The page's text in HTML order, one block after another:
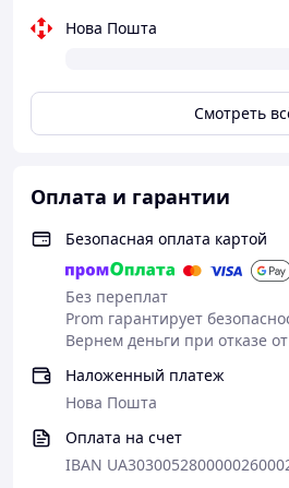
Нова Пошта
Смотреть
Оплата и гарантии
Безопасная оплата картой
Без переплат
Prom гарантирует
Вернем деньги при отказе
Наложенный платеж
Нова Пошта
Оплата на счет
IBAN